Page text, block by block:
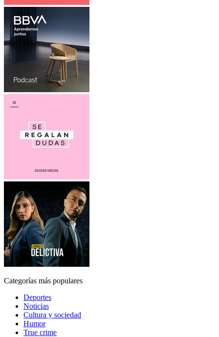
Categorías más populares
Deportes
Noticias
Cultura y sociedad
Humor
True crime